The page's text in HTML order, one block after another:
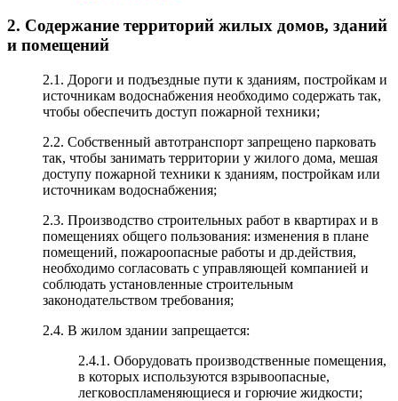
2. Содержание территорий жилых домов, зданий
и помещений
2.1. Дороги и подъездные пути к зданиям, постройкам и
источникам водоснабжения необходимо содержать так,
чтобы обеспечить доступ пожарной техники;
2.2. Собственный автотранспорт запрещено парковать
так, чтобы занимать территории у жилого дома, мешая
доступу пожарной техники к зданиям, постройкам или
источникам водоснабжения;
2.3. Производство строительных работ в квартирах и в
помещениях общего пользования: изменения в плане
помещений, пожароопасные работы и др.действия,
необходимо согласовать с управляющей компанией и
соблюдать установленные строительным
законодательством требования;
2.4. В жилом здании запрещается:
2.4.1. Оборудовать производственные помещения,
в которых используются взрывоопасные,
легковоспламеняющиеся и горючие жидкости;